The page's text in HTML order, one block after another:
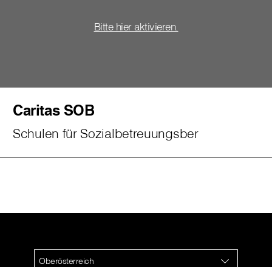
Bitte hier aktivieren.
Caritas SOB
Schulen für Sozialbetreuungsber
Oberösterreich